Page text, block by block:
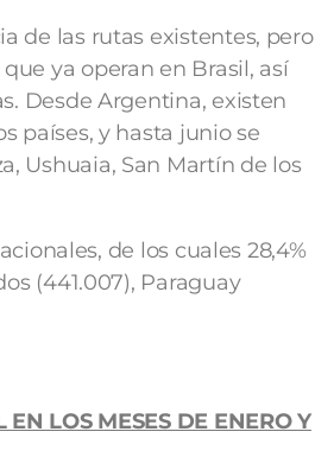
de las rutas existentes, pero
ya operan en Brasil, así
Desde Argentina, existen
países, y hasta junio se
Ushuaia, San Martín de los
de los cuales 28,4%
(441.007), Paraguay
LOS MESES DE ENERO Y